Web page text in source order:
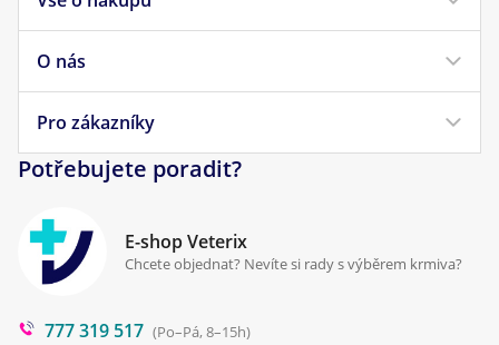
Krmivo pro kočky
Veterinární diety
Pamlsky pro psy
Doprava a platba
Obchodní podmínky
Reklamace a vrácení
Cookies a podmínky používání
O nás
Náš příběh
Pro zákazníky
Klinika Prostějov
Poradna
Blog
Potřebujete poradit?
E-shop Veterix
Chcete objednat? Nevíte si rady s výběrem krmiva?
777 319 517 (Po–Pá, 8–15h)